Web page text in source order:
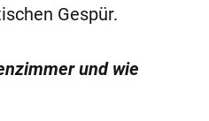
Gespür.
und wie